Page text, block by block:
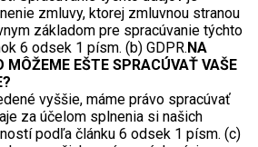
zmluvy, ktorej zmluvnou stranou
základom pre spracúvanie týchto
6 odsek 1 písm. (b) GDPR.NA
MÔŽEME EŠTE SPRACÚVAŤ VAŠE
vyššie, máme právo spracúvať
za účelom splnenia si našich
podľa článku 6 odsek 1 písm. (c)